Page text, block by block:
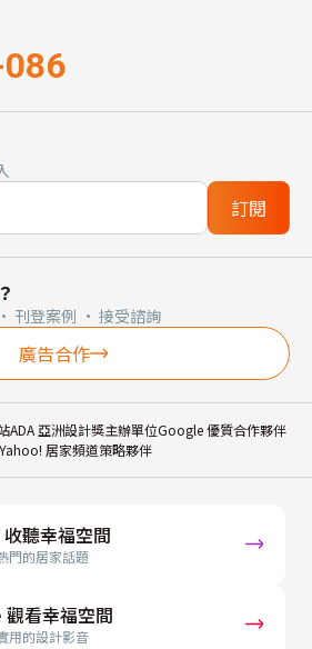
訂閱
刊登案例 · 接受諮詢
廣告合作
ADA 亞洲設計獎主辦單位Google 優質合作夥伴
Yahoo! 居家頻道策略夥伴
聽幸福空間
門的居家話題
看幸福空間
用的設計影音